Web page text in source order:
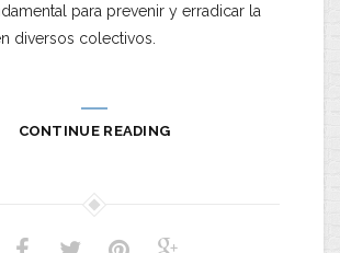
para prevenir y erradicar la
diversos colectivos.
CONTINUE READING